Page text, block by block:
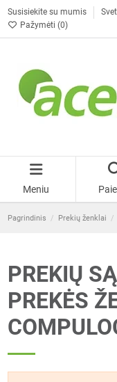
Susisiekite su mumis
Pažymėti (0)
Meniu
Pagrindinis Prekių ženklai
PREKIŲ
PREKĖS